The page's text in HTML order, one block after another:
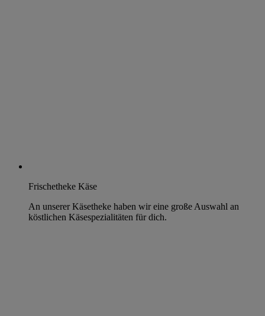
Frischetheke Käse
An unserer Käsetheke haben wir eine große Auswahl an
köstlichen Käsespezialitäten für dich.